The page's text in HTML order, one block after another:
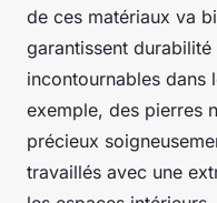
de ces matériaux va
garantissent
incontournables dans
exemple, des pierres
précieux
travaillés avec une